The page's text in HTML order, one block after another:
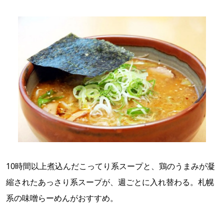
10時間以上煮込んだこってり系スープと、鶏のうまみが凝
縮されたあっさり系スープが、週ごとに入れ替わる。札幌
系の味噌らーめんがおすすめ。